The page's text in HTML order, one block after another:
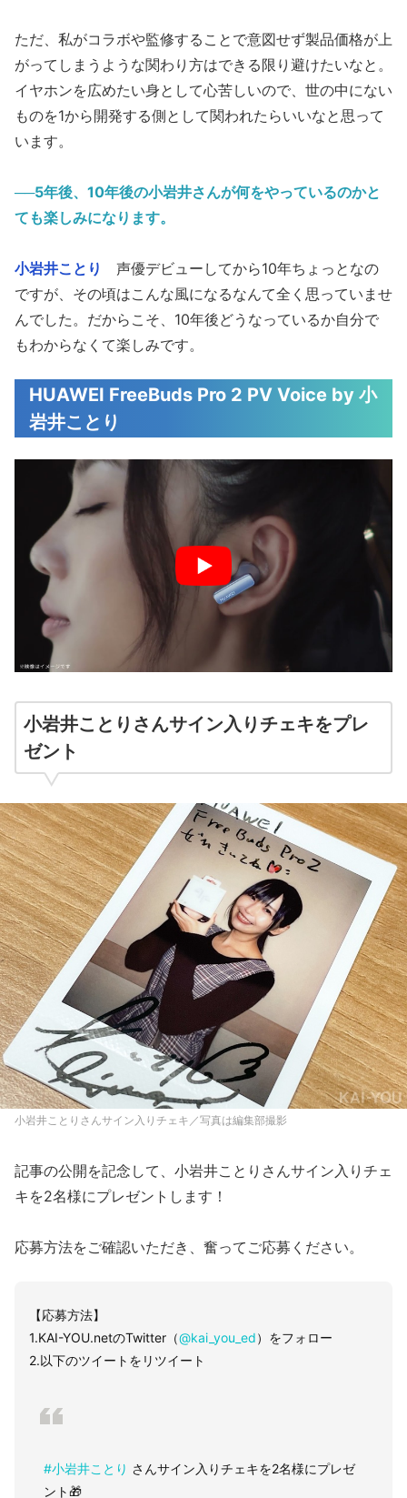
ただ、私がコラボや監修することで意図せず製品価格が上
がってしまうような関わり方はできる限り避けたいなと。
イヤホンを広めたい身として心苦しいので、世の中にない
ものを1から開発する側として関われたらいいなと思って
います。
──5年後、10年後の小岩井さんが何をやっているのかと
ても楽しみになります。
小岩井ことり
声優デビューしてから10年ちょっとなの
ですが、その頃はこんな風になるなんて全く思っていませ
んでした。だからこそ、10年後どうなっているか自分で
もわからなくて楽しみです。
HUAWEI FreeBuds Pro 2 PV Voice by 小
岩井ことり
小岩井ことりさんサイン入りチェキをプレ
ゼント
小岩井ことりさんサイン入りチェキ／写真は編集部撮影
記事の公開を記念して、小岩井ことりさんサイン入りチェ
キを2名様にプレゼントします！
応募方法をご確認いただき、奮ってご応募ください。
【応募方法】
1.KAI-YOU.netのTwitter（@kai_you_ed）をフォロー
2.以下のツイートをリツイート
#小岩井ことり さんサイン入りチェキを2名様にプレゼ
ント🎁